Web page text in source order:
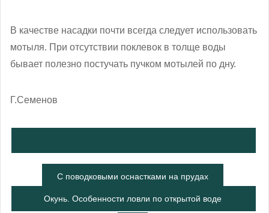
В качестве насадки почти всегда следует использовать
мотыля. При отсутствии поклевок в толще воды
бывает полезно постучать пучком мотылей по дну.
Г.Семенов
С поводковыми оснастками на прудах
Окунь. Особенности ловли по открытой воде